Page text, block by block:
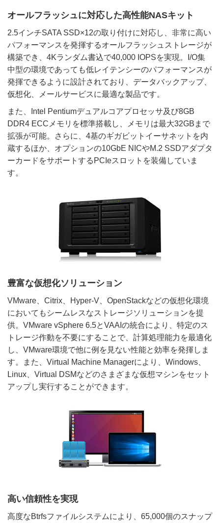
オールフラッシュに対応した高性能NASキット
2.5インチSATA SSD×12の取り付けに対応し、非常に高い
パフォーマンスを発揮するオールフラッシュストレージが
構築でき、4Kランダム書込で40,000 IOPSを実現。I/O集
中型の環境であっても低レイテンシーのパフォーマンスが
発揮できるように設計されており、データバックアップ、
仮想化、メールサービスに最適な製品です。
また、Intel Pentiumデュアルコアプロセッサ及び8GB
DDR4 ECCメモリを標準搭載し、メモリは最大32GBまで
拡張が可能。さらに、4基のギガビットイーサネットを内
蔵するほか、オプションの10GbE NICやM.2 SSDアダプタ
ーカードをサポートするPCIeスロットを装備していま
す。
豊富な仮想化ソリューション
VMware、Citrix、Hyper-V、OpenStackなどの仮想化環境
においてもシームレスなストレージソリューションを提
供。VMware vSphere 6.5とVAAIの統合により、特定のス
トレージ作動を不要にすることで、計算処理能力を最適化
し、VMware環境で他に例を見ない性能と効率を発揮しま
す。また、Virtual Machine Managerにより、Windows、
Linux、Virtual DSMなどのさまざまな仮想マシンをセット
アップし実行することができます。
高い信頼性を実現
高度なBtrfsファイルシステムにより、65,000個のスナップ